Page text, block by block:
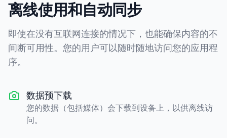
离线使用和自动同步
即使在没有互联网连接的情况下，也能确保内容的不
间断可用性。您的用户可以随时随地访问您的应用程
序。
数据预下载
您的数据（包括媒体）会下载到设备上，以供离线访
问。